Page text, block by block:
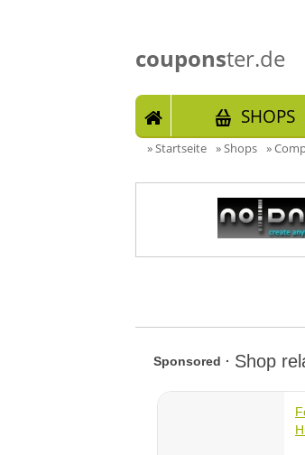
couponster.de
START SHOPS
»Startseite »Shops »